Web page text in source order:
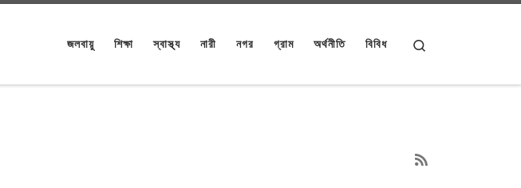
জলবায়ু শিক্ষা স্বাস্থ্য নারী নগর গ্রাম অর্থনীতি বিবিধ